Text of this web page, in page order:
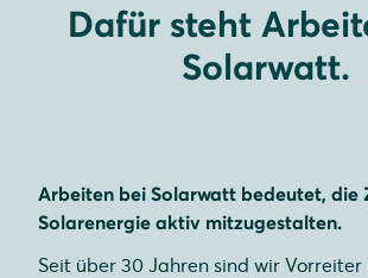
Dafür steht
Solarwatt.
Arbeiten bei Solarwatt bedeutet, die
Solarenergie aktiv mitzugestalten.
Seit über 30 Jahren sind wir Vorreiter